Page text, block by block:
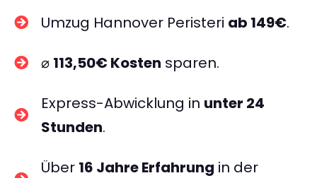
Umzug Hannover Peristeri ab 149€.
⌀ 113,50€ Kosten sparen.
Express-Abwicklung in unter 24
Stunden.
Über 16 Jahre Erfahrung in der